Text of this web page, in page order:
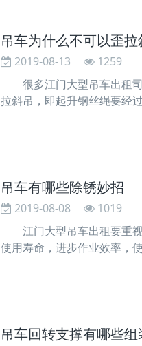
吊车为什么不可以歪拉
2019-08-13
1259
很多江门大型吊车出租司
拉斜吊，即起升钢丝绳要
吊车有哪些除锈妙招
2019-08-08
1019
江门大型吊车出租要重视
使用寿命，进步作业效率，
吊车回转支撑有哪些